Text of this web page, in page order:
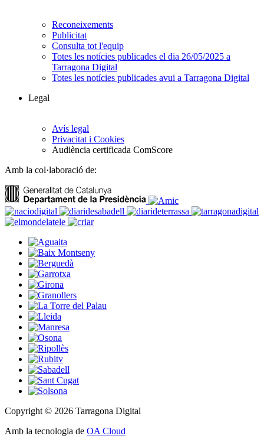
Reconeixements
Publicitat
Consulta tot l'equip
Totes les notícies publicades el dia 26/05/2025 a
Tarragona Digital
Totes les notícies publicades avui a Tarragona Digital
Legal
Avís legal
Privacitat i Cookies
Audiència certificada ComScore
Amb la col·laboració de:
Copyright © 2026 Tarragona Digital
Amb la tecnologia de OA Cloud